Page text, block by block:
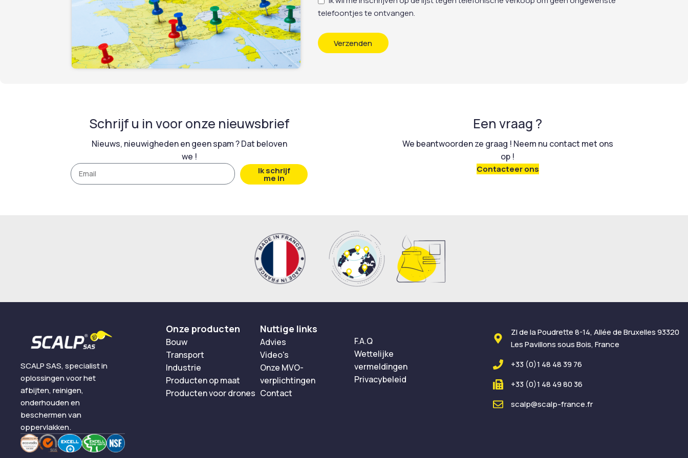
telefoontjes te ontvangen.
Verzenden
Schrijf u in voor onze nieuwsbrief
Nieuws, nieuwigheden en geen spam ? Dat beloven
we !
Ik schrijf
me in
Een vraag ?
We beantwoorden ze graag ! Neem nu contact met ons
op !
Contacteer ons
SCALP SAS, specialist in
oplossingen voor het
afbijten, reinigen,
onderhouden en
beschermen van
oppervlakken.
Onze producten
Bouw
Transport
Industrie
Producten op maat
Producten voor drones
Nuttige links
Advies
Video's
Onze MVO-
verplichtingen
Contact
F.A.Q
Wettelijke
vermeldingen
Privacybeleid
ZI de la Poudrette 8-14, Allée de Bruxelles 93320
Les Pavillons sous Bois, France
+33 (0)1 48 48 39 76
+33 (0)1 48 49 80 36
scalp@scalp-france.fr